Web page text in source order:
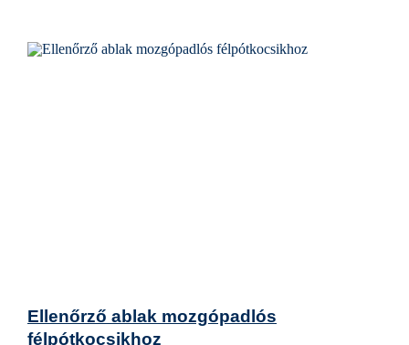
Ellenőrző ablak mozgópadlós
félpótkocsikhoz